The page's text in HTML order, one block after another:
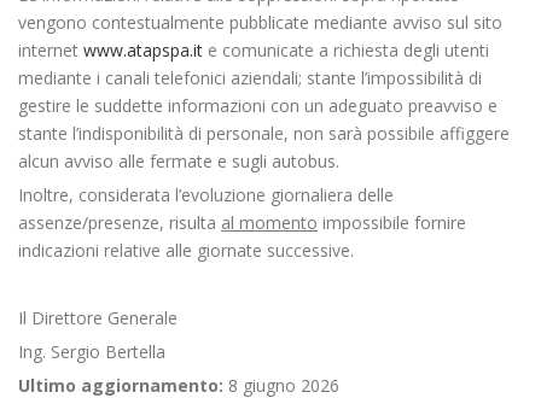
vengono contestualmente pubblicate mediante avviso sul sito
internet www.atapspa.it e comunicate a richiesta degli utenti
mediante i canali telefonici aziendali; stante l’impossibilità di
gestire le suddette informazioni con un adeguato preavviso e
stante l’indisponibilità di personale, non sarà possibile affiggere
alcun avviso alle fermate e sugli autobus.
Inoltre, considerata l’evoluzione giornaliera delle
assenze/presenze, risulta al momento impossibile fornire
indicazioni relative alle giornate successive.
Il Direttore Generale
Ing. Sergio Bertella
Ultimo aggiornamento: 8 giugno 2026